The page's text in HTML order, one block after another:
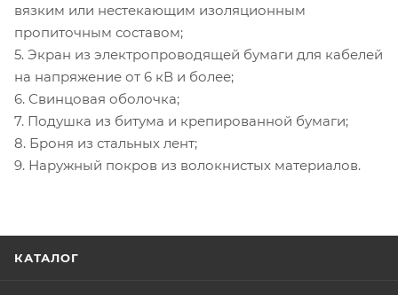
вязким или нестекающим изоляционным
пропиточным составом;
5. Экран из электропроводящей бумаги для кабелей
на напряжение от 6 кВ и более;
6. Свинцовая оболочка;
7. Подушка из битума и крепированной бумаги;
8. Броня из стальных лент;
9. Наружный покров из волокнистых материалов.
КАТАЛОГ